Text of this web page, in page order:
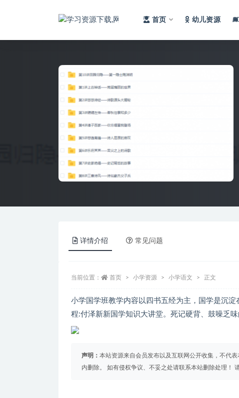
首页 幼儿资源
详情介绍 常见问题
当前位置： 首页 小学资源 小学语文 正文
小学国学班教学内容以四书五经为主，国学是沉
程:付泽新新国学知识大讲堂。死记硬背、鼓噪乏
声明： 本站资源来自会员发布以及互联网公开收集，不代
内删除。 如有侵权争议、不妥之处请联系本站删除处理！